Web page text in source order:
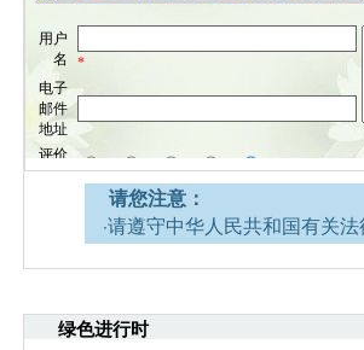
请您注意：
·请遵守中华人民共和国有关
引起的法律责任。
·环境生态网文章跟帖管理员
绿色进行时